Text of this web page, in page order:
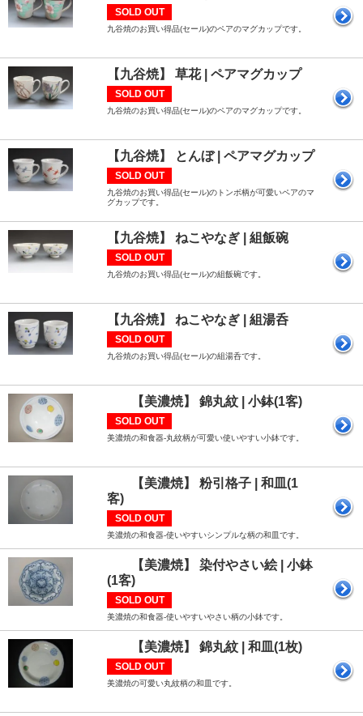
SOLD OUT
九谷焼のお買い得品(セール)のペアのマグカップです。
【九谷焼】 草花 | ペアマグカップ
SOLD OUT
九谷焼のお買い得品(セール)のペアのマグカップです。
【九谷焼】 とんぼ | ペアマグカップ
SOLD OUT
九谷焼のお買い得品(セール)のトンボ柄が可愛いペアのマ
グカップです。
【九谷焼】 ねこやなぎ | 組飯碗
SOLD OUT
九谷焼のお買い得品(セール)の組飯碗です。
【九谷焼】 ねこやなぎ | 組湯呑
SOLD OUT
九谷焼のお買い得品(セール)の組湯呑です。
【美濃焼】 錦丸紋 | 小鉢(1客)
SOLD OUT
美濃焼の和食器-丸紋柄が可愛い使いやすい小鉢です。
【美濃焼】 粉引格子 | 和皿(1
客)
SOLD OUT
美濃焼の和食器-使いやすいシンプルな柄の和皿です。
【美濃焼】 染付やさい絵 | 小鉢
(1客)
SOLD OUT
美濃焼の和食器-使いやすいやさい柄の小鉢です。
【美濃焼】 錦丸紋 | 和皿(1枚)
SOLD OUT
美濃焼の可愛い丸紋柄の和皿です。